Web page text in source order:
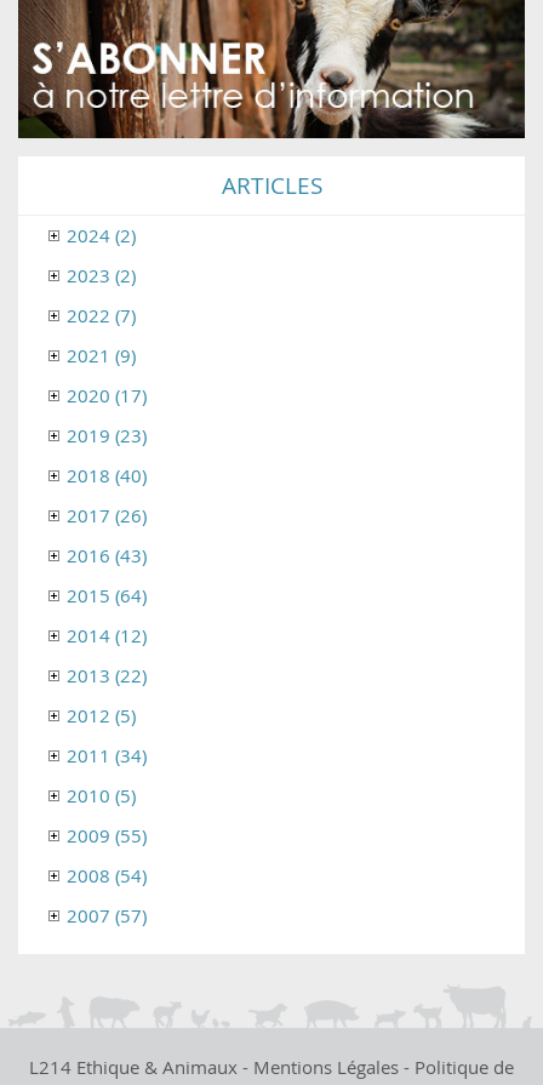
ARTICLES
2024 (2)
2023 (2)
2022 (7)
2021 (9)
2020 (17)
2019 (23)
2018 (40)
2017 (26)
2016 (43)
2015 (64)
2014 (12)
2013 (22)
2012 (5)
2011 (34)
2010 (5)
2009 (55)
2008 (54)
2007 (57)
L214 Ethique & Animaux - Mentions Légales - Politique de